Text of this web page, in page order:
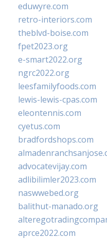
eduwyre.com
retro-interiors.com
theblvd-boise.com
fpet2023.org
e-smart2022.org
ngrc2022.org
leesfamilyfoods.com
lewis-lewis-cpas.com
eleontennis.com
cyetus.com
bradfordshops.com
advocatevijay.com
adlibilimler2023.com
naswwebed.org
balithut-manado.org
aprce2022.com